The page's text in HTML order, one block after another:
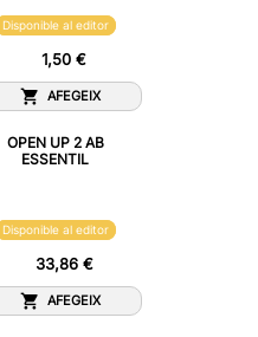
Disponible al editor
1,50 €
AFEGEIX
OPEN UP 2 AB
ESSENTIL
Disponible al editor
33,86 €
AFEGEIX